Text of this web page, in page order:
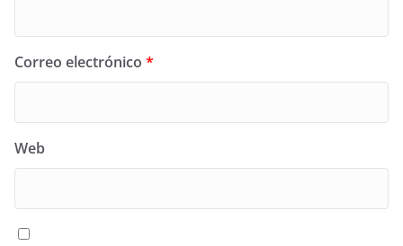
Correo electrónico *
Web